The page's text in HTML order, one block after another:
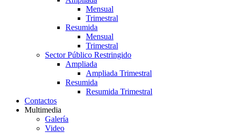
Mensual
Trimestral
Resumida
Mensual
Trimestral
Sector Público Restringido
Ampliada
Ampliada Trimestral
Resumida
Resumida Trimestral
Contactos
Multimedia
Galería
Video